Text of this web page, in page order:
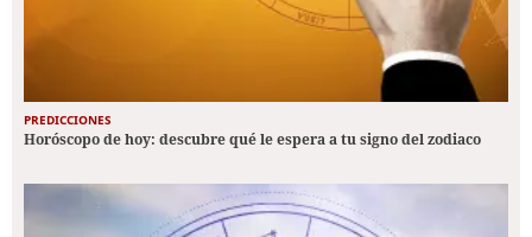
PREDICCIONES
Horóscopo de hoy: descubre qué le espera a tu signo del zodiaco